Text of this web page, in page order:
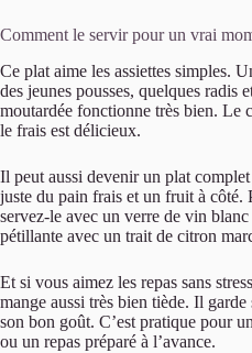
Comment le servir pour un vrai
Ce plat aime les assiettes simples.
des jeunes pousses, quelques radis
moutardée fonctionne très bien. Le
le frais est délicieux.
Il peut aussi devenir un plat
juste du pain frais et un fruit à côté.
servez-le avec un verre de vin
pétillante avec un trait de citron
Et si vous aimez les repas sans
mange aussi très bien tiède. Il
son bon goût. C’est pratique pour
ou un repas préparé à l’avance.